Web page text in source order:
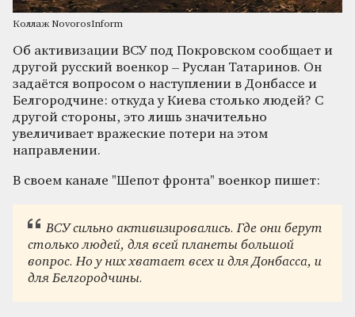
Коллаж NovorosInform
Об активизации ВСУ под Покровском сообщает и
другой русский военкор – Руслан Татаринов. Он
задаётся вопросом о наступлении в Донбассе и
Белгородчине: откуда у Киева столько людей? С
другой стороны, это лишь значительно
увеличивает вражеские потери на этом
направлении.
В своем канале "Шепот фронта" военкор пишет:
ВСУ сильно активизировались. Где они берут
столько людей, для всей планеты большой
вопрос. Но у них хватает всех и для Донбасса, и
для Белгородчины.